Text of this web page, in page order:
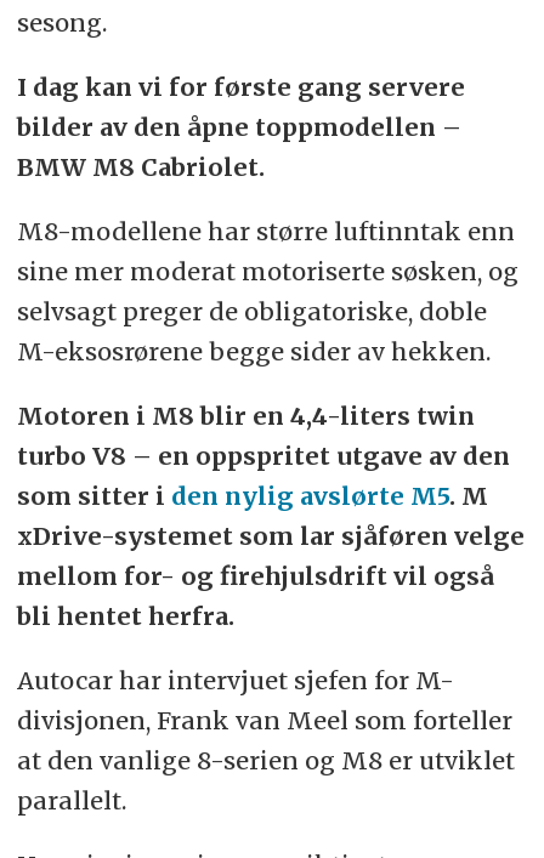
sesong.
I dag kan vi for første gang servere
bilder av den åpne toppmodellen –
BMW M8 Cabriolet.
M8-modellene har større luftinntak enn
sine mer moderat motoriserte søsken, og
selvsagt preger de obligatoriske, doble
M-eksosrørene begge sider av hekken.
Motoren i M8 blir en 4,4-liters twin
turbo V8 – en oppspritet utgave av den
som sitter i den nylig avslørte M5. M
xDrive-systemet som lar sjåføren velge
mellom for- og firehjulsdrift vil også
bli hentet herfra.
Autocar har intervjuet sjefen for M-
divisjonen, Frank van Meel som forteller
at den vanlige 8-serien og M8 er utviklet
parallelt.